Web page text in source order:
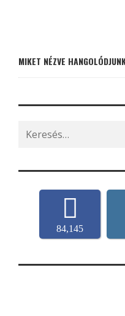
MIKET NÉZVE
Search
for:
84,145